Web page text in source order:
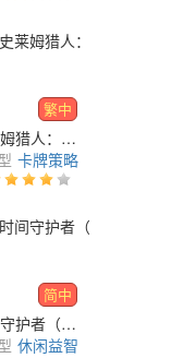
繁中
史莱姆猎人：挂机战士（Slime Hunter- Idle Warrior）
卡牌策略
简中
时间守护者（Time Defenders）
休闲益智